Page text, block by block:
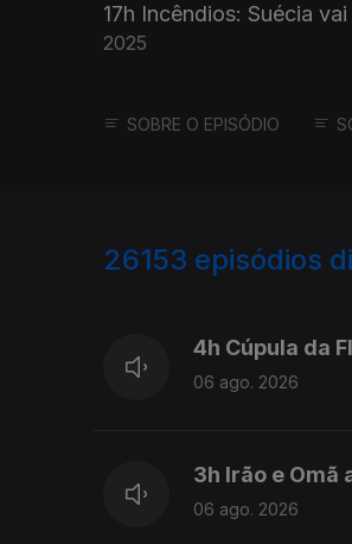
17h Incêndios: Suécia
2025
SOBRE O EPISÓDIO
26153 episódios
4h Cúpula da
06 ago. 2026
3h Irão e Omã
06 ago. 2026